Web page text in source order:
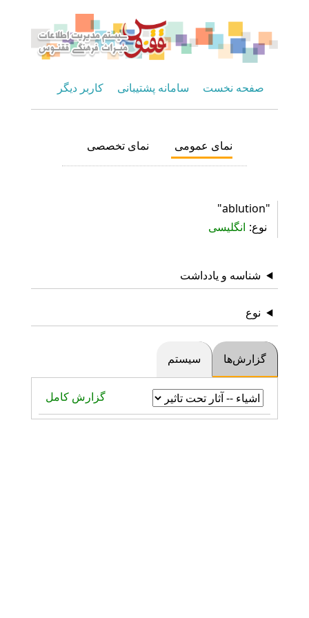
صفحه نخست سامانه پشتیبانی کاربر دیگر
نمای عمومی نمای تخصصی
"ablution"
نوع انگلیسی
شناسه و یادداشت
نوع
گزارش‌ها سیستم
گزارش کامل